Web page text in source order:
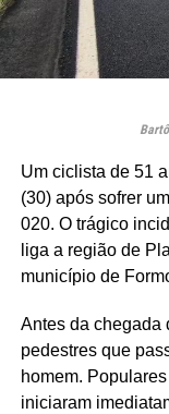
Um ciclista de 51
(30) após sofrer
020. O trágico
liga a região de
município de
Antes da chegada
pedestres que
homem.
iniciaram